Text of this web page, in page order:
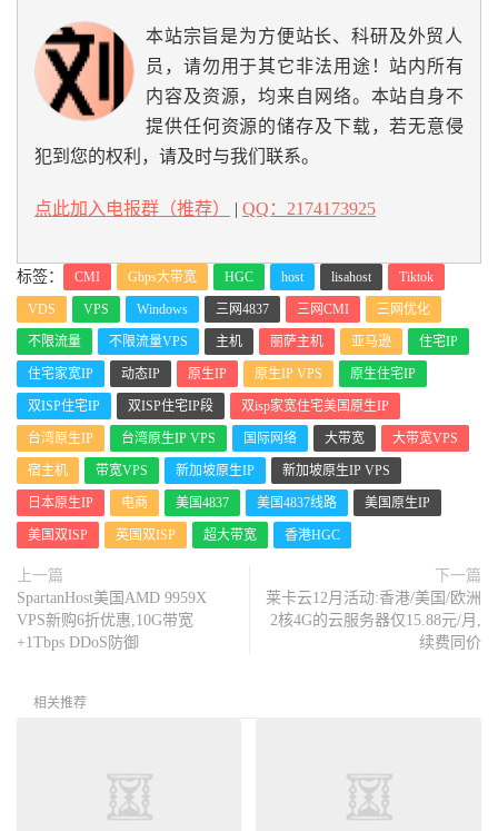
本站宗旨是为方便站长、科研及外贸人
员，请勿用于其它非法用途！站内所有
内容及资源，均来自网络。本站自身不
提供任何资源的储存及下载，若无意侵
犯到您的权利，请及时与我们联系。
点此加入电报群（推荐） | QQ：2174173925
标签： CMI Gbps大带宽 HGC host lisahost Tiktok
VDS VPS Windows 三网4837 三网CMI 三网优化
不限流量 不限流量VPS 主机 丽萨主机 亚马逊 住宅IP
住宅家宽IP 动态IP 原生IP 原生IP VPS 原生住宅IP
双ISP住宅IP 双ISP住宅IP段 双isp家宽住宅美国原生IP
台湾原生IP 台湾原生IP VPS 国际网络 大带宽 大带宽VPS
宿主机 带宽VPS 新加坡原生IP 新加坡原生IP VPS
日本原生IP 电商 美国4837 美国4837线路 美国原生IP
美国双ISP 英国双ISP 超大带宽 香港HGC
上一篇
SpartanHost美国AMD 9959X
VPS新购6折优惠,10G带宽
+1Tbps DDoS防御
下一篇
莱卡云12月活动:香港/美国/欧洲
2核4G的云服务器仅15.88元/月,
续费同价
相关推荐